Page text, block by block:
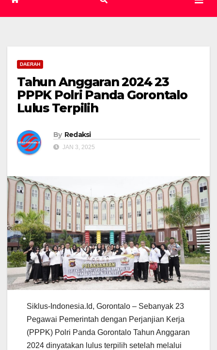
DAERAH
Tahun Anggaran 2024 23
PPPK Polri Panda Gorontalo
Lulus Terpilih
By Redaksi
JAN 3, 2025
Siklus-Indonesia.Id, Gorontalo – Sebanyak 23
Pegawai Pemerintah dengan Perjanjian Kerja
(PPPK) Polri Panda Gorontalo Tahun Anggaran
2024 dinyatakan lulus terpilih setelah melalui